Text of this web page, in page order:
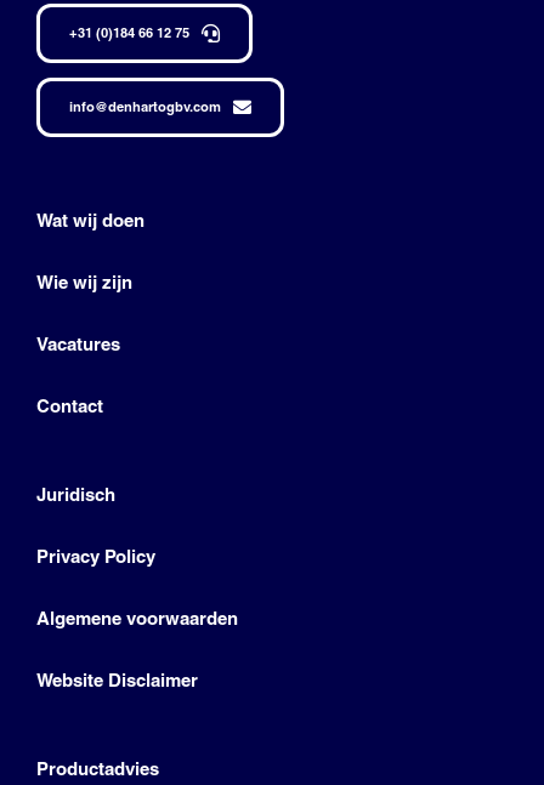
+31 (0)184 66 12 75
info@denhartogbv.com
Wat wij doen
Wie wij zijn
Vacatures
Contact
Juridisch
Privacy Policy
Algemene voorwaarden
Website Disclaimer
Productadvies